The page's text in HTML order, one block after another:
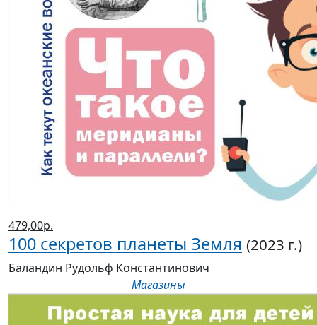
479,00р.
100 секретов планеты Земля (2023 г.)
Баландин Рудольф Константинович
Магазины